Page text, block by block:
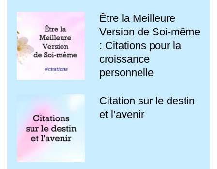
Être la Meilleure
Version de Soi-même
: Citations pour la
croissance
personnelle
Citation sur le destin
et l’avenir